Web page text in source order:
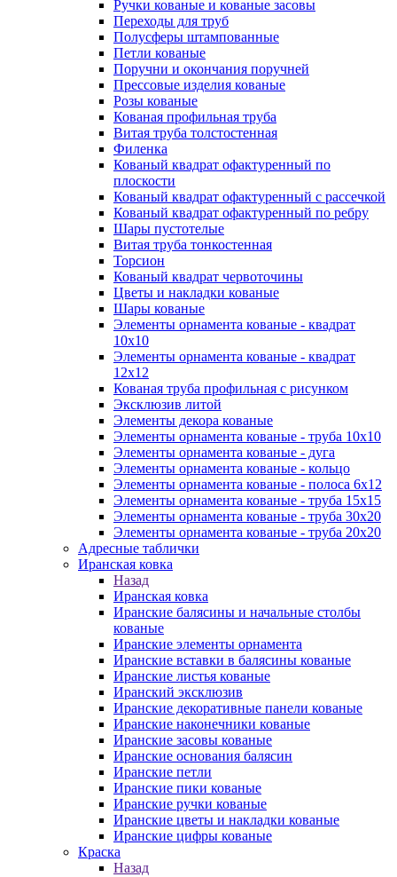
Ручки кованые и кованые засовы
Переходы для труб
Полусферы штампованные
Петли кованые
Поручни и окончания поручней
Прессовые изделия кованые
Розы кованые
Кованая профильная труба
Витая труба толстостенная
Филенка
Кованый квадрат офактуренный по
плоскости
Кованый квадрат офактуренный с рассечкой
Кованый квадрат офактуренный по ребру
Шары пустотелые
Витая труба тонкостенная
Торсион
Кованый квадрат червоточины
Цветы и накладки кованые
Шары кованые
Элементы орнамента кованые - квадрат
10х10
Элементы орнамента кованые - квадрат
12х12
Кованая труба профильная с рисунком
Эксклюзив литой
Элементы декора кованые
Элементы орнамента кованые - труба 10х10
Элементы орнамента кованые - дуга
Элементы орнамента кованые - кольцо
Элементы орнамента кованые - полоса 6х12
Элементы орнамента кованые - труба 15х15
Элементы орнамента кованые - труба 30х20
Элементы орнамента кованые - труба 20х20
Адресные таблички
Иранская ковка
Назад
Иранская ковка
Иранские балясины и начальные столбы
кованые
Иранские элементы орнамента
Иранские вставки в балясины кованые
Иранские листья кованые
Иранский эксклюзив
Иранские декоративные панели кованые
Иранские наконечники кованые
Иранские засовы кованые
Иранские основания балясин
Иранские петли
Иранские пики кованые
Иранские ручки кованые
Иранские цветы и накладки кованые
Иранские цифры кованые
Краска
Назад